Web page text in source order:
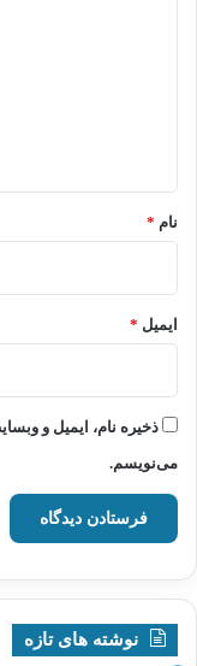
نام *
ایمیل *
ذخیره نام، ایمیل و
می‌نویسم.
نوشته های تازه